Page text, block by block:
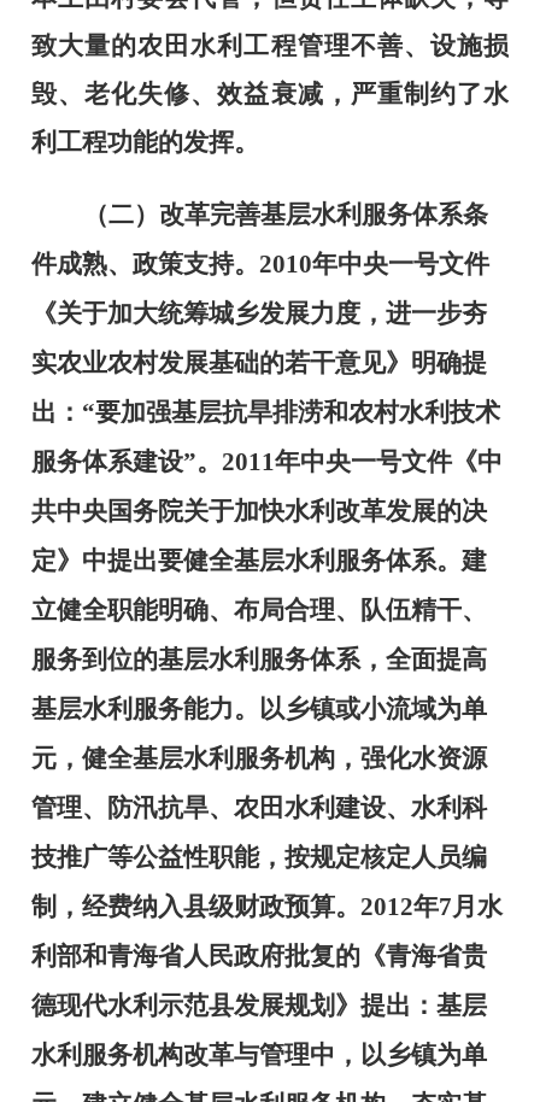
致大量的农田水利工程管理不善、设施损
毁、老化失修、效益衰减，严重制约了水
利工程功能的发挥。
（二）改革完善基层水利服务体系条
件成熟、政策支持。2010年中央一号文件
《关于加大统筹城乡发展力度，进一步夯
实农业农村发展基础的若干意见》明确提
出：“要加强基层抗旱排涝和农村水利技术
服务体系建设”。2011年中央一号文件《中
共中央国务院关于加快水利改革发展的决
定》中提出要健全基层水利服务体系。建
立健全职能明确、布局合理、队伍精干、
服务到位的基层水利服务体系，全面提高
基层水利服务能力。以乡镇或小流域为单
元，健全基层水利服务机构，强化水资源
管理、防汛抗旱、农田水利建设、水利科
技推广等公益性职能，按规定核定人员编
制，经费纳入县级财政预算。2012年7 月水
利部和青海省人民政府批复的《青海省贵
德现代水利示范县发展规划》提出：基层
水利服务机构改革与管理中，以乡镇为单